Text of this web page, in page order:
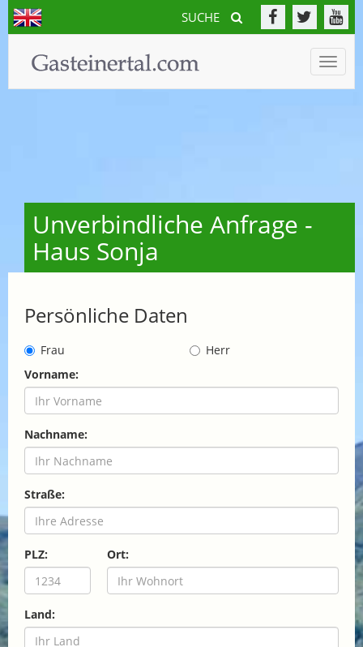
SUCHE
Toggle
Unverbindliche Anfrage -
Haus Sonja
Persönliche Daten
Frau
Herr
Vorname:
Nachname:
Straße:
PLZ: Ort:
Land: